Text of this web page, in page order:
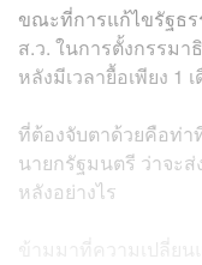
ขณะที่การแก้ไขรัฐธ
ส.ว. ในการตั้งกรรม
หลังมีเวลายื้อเพียง 1
ที่ต้องจับตาด้วยคือท่า
นายกรัฐมนตรี ว่าจะ
หลังอย่างไร
ข้ามมาที่ความเปลี่ย